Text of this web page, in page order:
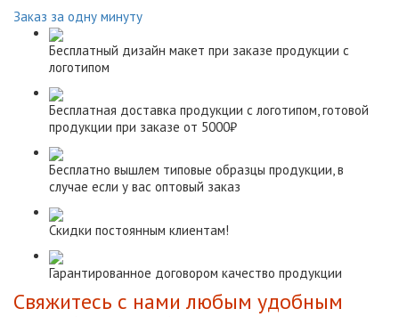
Заказ за одну минуту
Бесплатный дизайн макет при заказе продукции с
логотипом
Бесплатная доставка продукции с логотипом, готовой
продукции при заказе от 5000₽
Бесплатно вышлем типовые образцы продукции, в
случае если у вас оптовый заказ
Скидки постоянным клиентам!
Гарантированное договором качество продукции
Свяжитесь с нами любым удобным